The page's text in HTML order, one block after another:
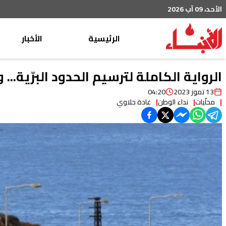
الأحد، 09 آب 2026
الرئيسية
الأخبار
محليات
عربي دولي
خاص
رياضة
ثقافة ومجتمع
منوعات
الرواية الكاملة لترسيم الحدود
13 تموز 2023 04:20
محلّيات نداء الوطن غادة حلاوي